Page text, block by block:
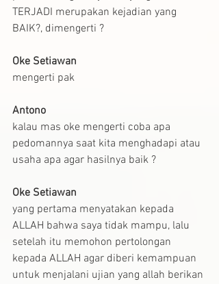
TERJADI merupakan kejadian yang
BAIK?, dimengerti ?
Oke Setiawan
mengerti pak
Antono
kalau mas oke mengerti coba apa
pedomannya saat kita menghadapi atau
usaha apa agar hasilnya baik ?
Oke Setiawan
yang pertama menyatakan kepada
ALLAH bahwa saya tidak mampu, lalu
setelah itu memohon pertolongan
kepada ALLAH agar diberi kemampuan
untuk menjalani ujian yang allah berikan